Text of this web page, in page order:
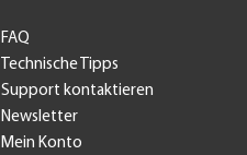
FAQ
Technische Tipps
Support kontaktieren
Newsletter
Mein Konto